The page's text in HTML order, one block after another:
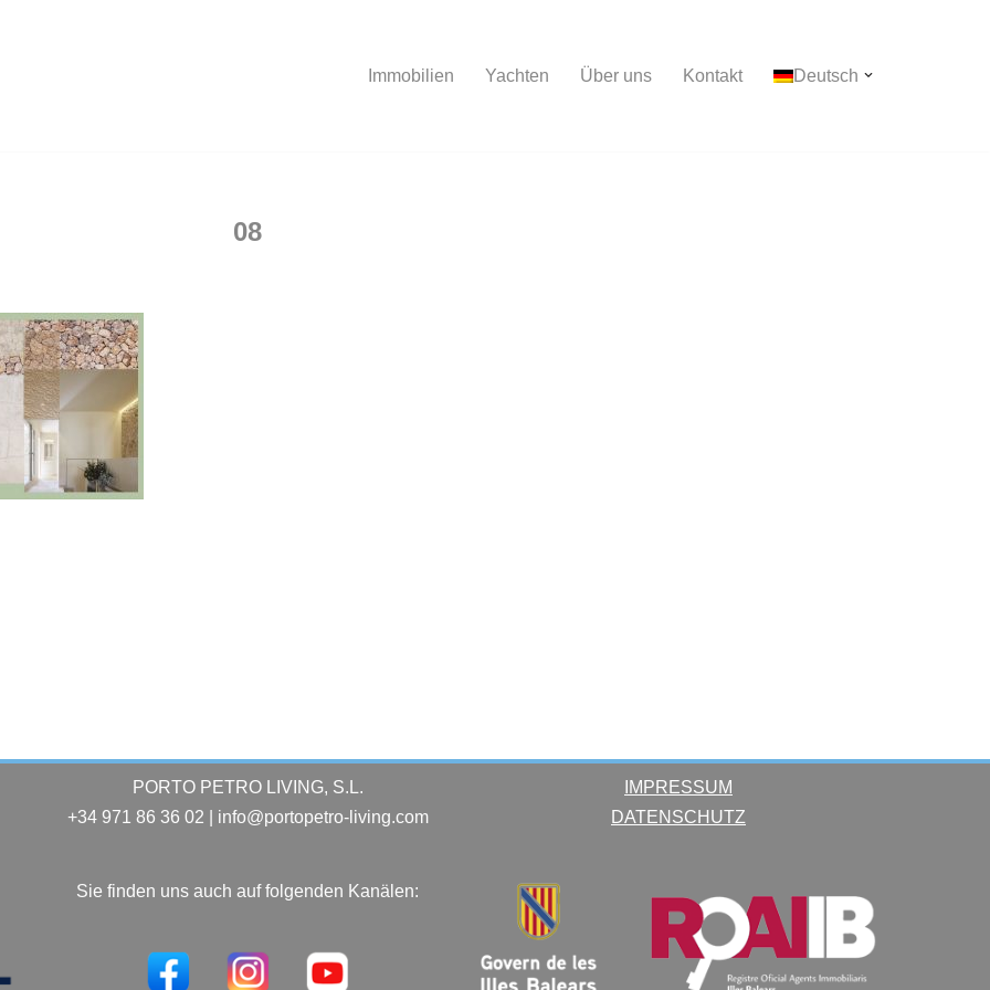
Immobilien Yachten Über uns Kontakt Deutsch
08
PORTO PETRO LIVING, S.L.
+34 971 86 36 02 | info@portopetro-living.com
Sie finden uns auch auf folgenden Kanälen:
IMPRESSUM
DATENSCHUTZ